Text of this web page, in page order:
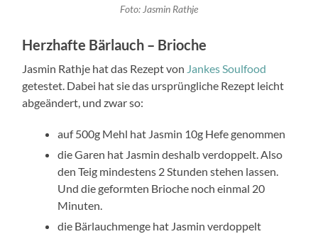
Foto: Jasmin Rathje
Herzhafte Bärlauch – Brioche
Jasmin Rathje hat das Rezept von Jankes Soulfood
getestet. Dabei hat sie das ursprüngliche Rezept leicht
abgeändert, und zwar so:
auf 500g Mehl hat Jasmin 10g Hefe genommen
die Garen hat Jasmin deshalb verdoppelt. Also
den Teig mindestens 2 Stunden stehen lassen.
Und die geformten Brioche noch einmal 20
Minuten.
die Bärlauchmenge hat Jasmin verdoppelt